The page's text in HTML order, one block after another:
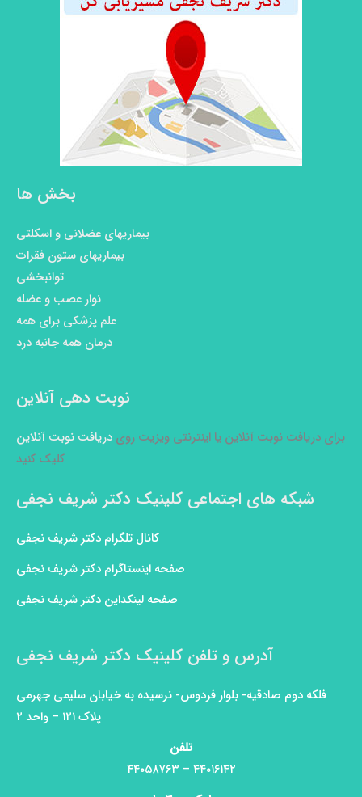
بخش ها
بیماریهای عضلانی و اسکلتی
بیماریهای ستون فقرات
توانبخشی
نوار عصب و عضله
علم پزشکی برای همه
درمان همه جانبه درد
نوبت دهی آنلاین
برای دریافت نوبت آنلاین یا اینترنتی ویزیت روی دریافت نوبت آنلاین
کلیک کنید
شبکه های اجتماعی کلینیک دکتر شریف نجفی
کانال تلگرام دکتر شریف نجفی
صفحه اینستاگرام دکتر شریف نجفی
صفحه لینکداین دکتر شریف نجفی
آدرس و تلفن کلینیک دکتر شریف نجفی
فلکه دوم صادقیه- بلوار فردوس- نرسیده به خیابان سلیمی جهرمی
پلاک ۱۲۱ – واحد ۲
تلفن
۴۴۰۱۶۱۴۲ – ۴۴۰۵۸۷۶۳